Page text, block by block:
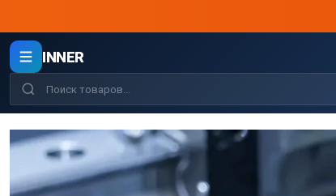
INNER